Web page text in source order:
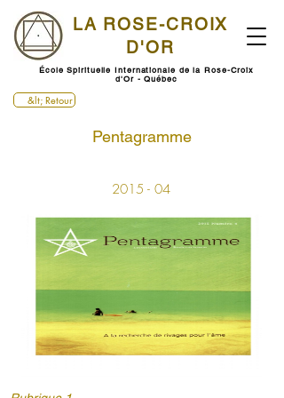
LA ROSE-CROIX
D'OR
École Spirituelle Internationale de la Rose-Croix
d'Or - Québec
&lt; Retour
Pentagramme
2015 - 04